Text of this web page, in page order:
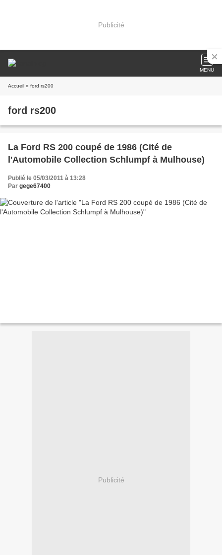
Publicité
MENU
Accueil » ford rs200
ford rs200
La Ford RS 200 coupé de 1986 (Cité de
l'Automobile Collection Schlumpf à Mulhouse)
Publié le 05/03/2011 à 13:28
Par gege67400
Publicité